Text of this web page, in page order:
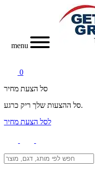
menu
0
סל הצעת מחיר
סל ההצעות שלך ריק כרגע.
לסל הצעת מחיר